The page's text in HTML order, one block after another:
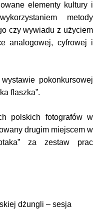
elementy kultury i
metody
czy wywiadu z użyciem
analogowej, cyfrowej i
pokonkursowej
flaszka”.
polskich fotografów w
drugim miejscem w
za zestaw prac
dżungli – sesja